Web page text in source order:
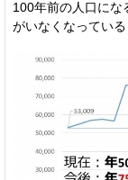
100年前の人口にな
がいなくなっている